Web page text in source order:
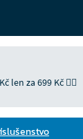
len za 699 Kč 👉🏻